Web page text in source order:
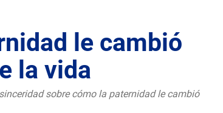
le cambió
la vida
sobre cómo la paternidad le cambió